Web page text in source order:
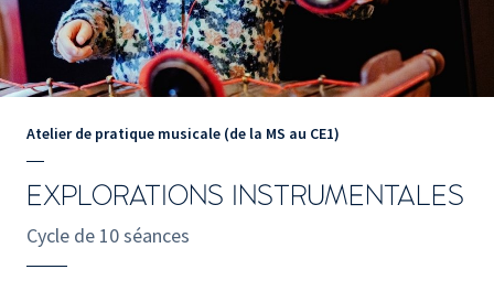
Atelier de pratique musicale (de la MS au CE1)
EXPLORATIONS INSTRUMENTALES
Cycle de 10 séances